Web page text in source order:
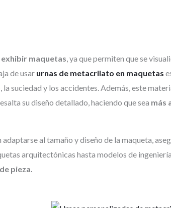
maquetas, ya que permiten que se
de usar urnas de metacrilato en maquetas
, la suciedad y los accidentes. Además, este
su diseño detallado, haciendo que sea más
al tamaño y diseño de la maqueta,
arquitectónicas hasta modelos de
pieza.